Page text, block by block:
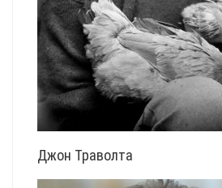
Джон Траволта